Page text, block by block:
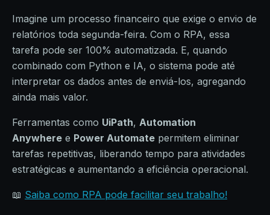
Imagine um processo financeiro que exige o envio de
relatórios toda segunda-feira. Com o RPA, essa
tarefa pode ser 100% automatizada. E, quando
combinado com Python e IA, o sistema pode até
interpretar os dados antes de enviá-los, agregando
ainda mais valor.
Ferramentas como UiPath, Automation
Anywhere e Power Automate permitem eliminar
tarefas repetitivas, liberando tempo para atividades
estratégicas e aumentando a eficiência operacional.
📖 Saiba como RPA pode facilitar seu trabalho!